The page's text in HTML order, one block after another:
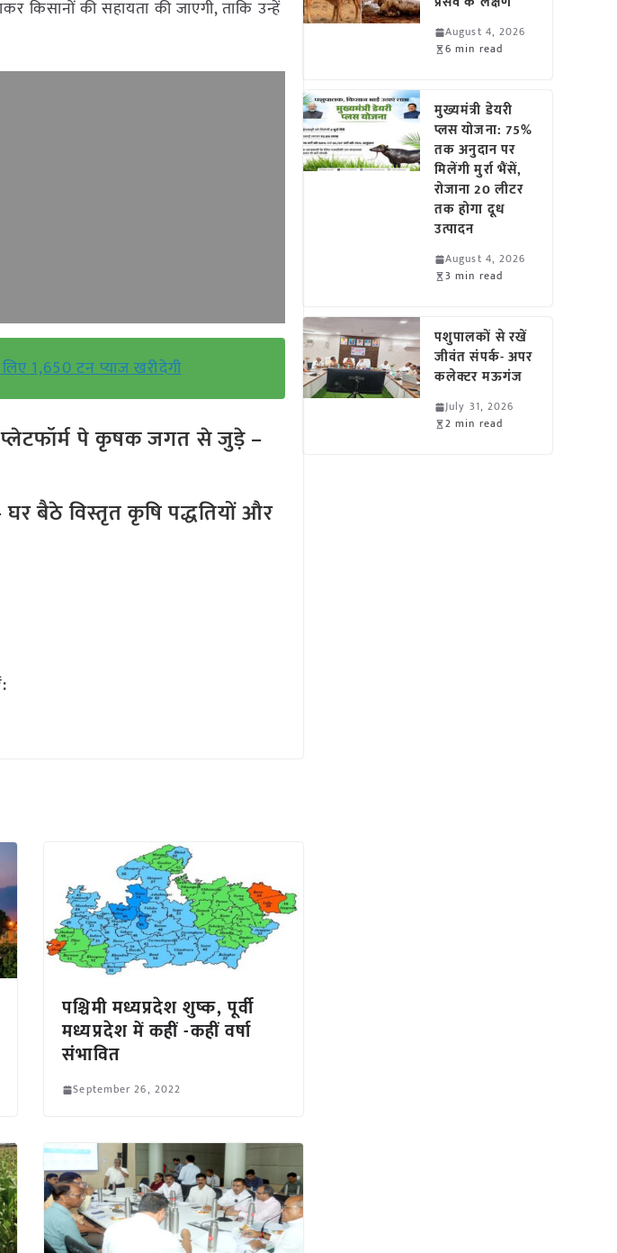
किसानों की सहायता की जाएगी, ताकि उन्हें
1,650 टन प्याज खरीदेगी
पे कृषक जगत से जुड़े –
बैठे विस्तृत कृषि पद्धतियों और
पश्चिमी मध्यप्रदेश शुष्क, पूर्वी
मध्यप्रदेश में कहीं -कहीं वर्षा
संभावित
September 26, 2022
August 4, 2026
6 min read
मुख्यमंत्री डेयरी
प्लस योजना: 75%
तक अनुदान पर
मिलेंगी मुर्रा भैंसें,
रोजाना 20 लीटर
तक होगा दूध
उत्पादन
August 4, 2026
3 min read
पशुपालकों से रखें
जीवंत संपर्क- अपर
कलेक्टर मऊगंज
July 31, 2026
2 min read